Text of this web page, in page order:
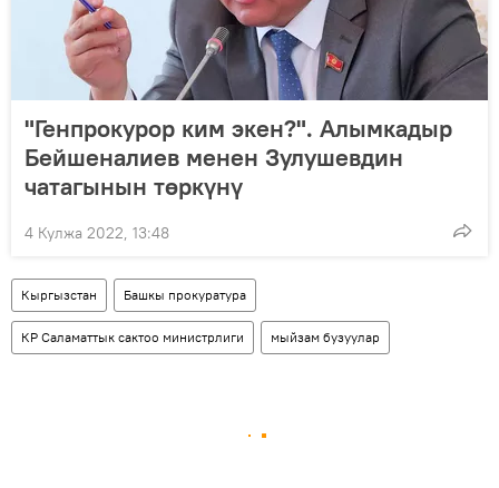
"Генпрокурор ким экен?". Алымкадыр
Бейшеналиев менен Зулушевдин
чатагынын төркүнү
4 Кулжа 2022, 13:48
Кыргызстан Башкы прокуратура
КР Саламаттык сактоо министрлиги мыйзам бузуулар